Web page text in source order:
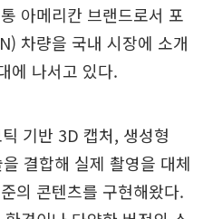
아메리칸 브랜드로서 포
차량을 국내 시장에 소개
에 나서고 있다.
기반 3D 캡처, 생성형
결합해 실제 촬영을 대체
의 콘텐츠를 구현해왔다.